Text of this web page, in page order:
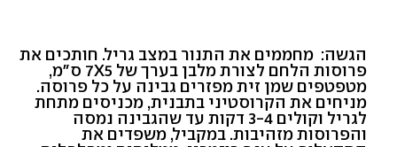
הגשה: מחממים את התנור במצב גריל. חותכים את
פרוסות הלחם לצורת מלבן בערך של 7X5 ס"מ,
מטפטפים שמן זית מפזרים גבינה על כל פרוסה.
מניחים את הקרוסטיני בתבנית, מכניסים מתחת
לגריל וקולים 3-4 דקות עד שהגבינה נמסה
והפרוסות מזהיבות. במקביל, משפדים את